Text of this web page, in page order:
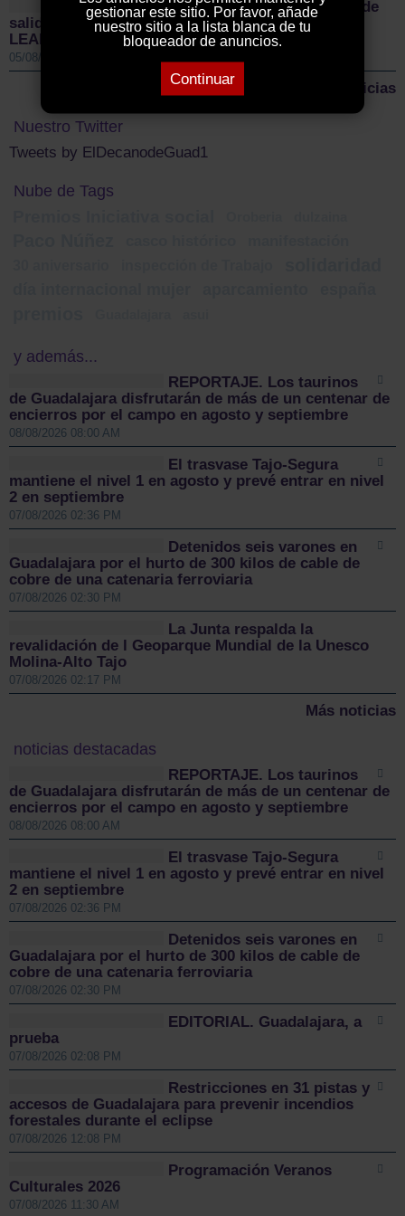
gestionar este sitio. Por favor, añade
nuestro sitio a la lista blanca de tu
bloqueador de anuncios.
Continuar
Sigüenza da el pistoletazo de
salida a la II Vuelta Ciclista Castilla-La Mancha
LEADER
05/08/2026 01:00 PM
Más noticias
Nuestro Twitter
Tweets by ElDecanodeGuad1
Nube de Tags
y además...
REPORTAJE. Los taurinos
de Guadalajara disfrutarán de más de un centenar de
encierros por el campo en agosto y septiembre
08/08/2026 08:00 AM
El trasvase Tajo-Segura
mantiene el nivel 1 en agosto y prevé entrar en nivel
2 en septiembre
07/08/2026 02:36 PM
Detenidos seis varones en
Guadalajara por el hurto de 300 kilos de cable de
cobre de una catenaria ferroviaria
07/08/2026 02:30 PM
La Junta respalda la
revalidación de l Geoparque Mundial de la Unesco
Molina-Alto Tajo
07/08/2026 02:17 PM
Más noticias
noticias destacadas
REPORTAJE. Los taurinos
de Guadalajara disfrutarán de más de un centenar de
encierros por el campo en agosto y septiembre
08/08/2026 08:00 AM
El trasvase Tajo-Segura
mantiene el nivel 1 en agosto y prevé entrar en nivel
2 en septiembre
07/08/2026 02:36 PM
Detenidos seis varones en
Guadalajara por el hurto de 300 kilos de cable de
cobre de una catenaria ferroviaria
07/08/2026 02:30 PM
EDITORIAL. Guadalajara, a
prueba
07/08/2026 02:08 PM
Restricciones en 31 pistas y
accesos de Guadalajara para prevenir incendios
forestales durante el eclipse
07/08/2026 12:08 PM
Programación Veranos
Culturales 2026
07/08/2026 11:30 AM